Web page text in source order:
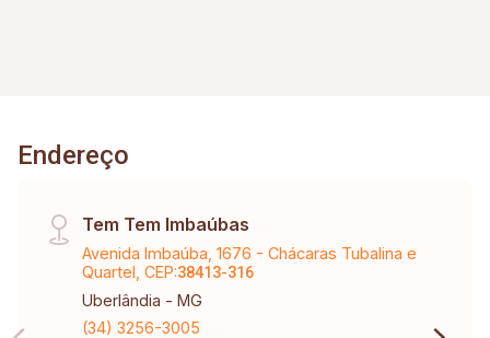
Endereço
Tem Tem Imbaúbas
Avenida Imbaúba, 1676 - Chácaras Tubalina e
Quartel, CEP:38413-316
Uberlândia - MG
(34) 3256-3005